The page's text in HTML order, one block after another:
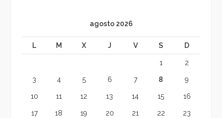
agosto 2026
L M X J V S D
1 2
3 4 5 6 7 8 9
10 11 12 13 14 15 16
17 18 19 20 21 22 23